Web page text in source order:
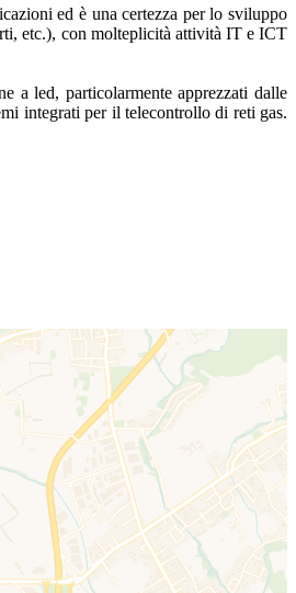
ed è una certezza per lo sviluppo
etc.), con molteplicità attività IT e ICT
a led, particolarmente apprezzati dalle
integrati per il telecontrollo di reti gas.